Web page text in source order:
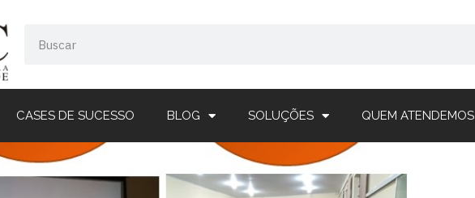
CASES DE SUCESSO BLOG SOLUÇÕES QUEM ATENDEMOS